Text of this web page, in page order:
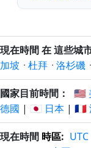
現在時間 在 這些城
加坡 · 杜拜 · 洛杉磯 ·
國家目前時間： 🇺🇸
德國 | 🇯🇵 日本 | 🇫🇷
現在時間 時區: UTC